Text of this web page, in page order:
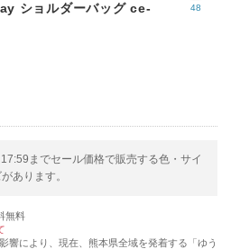
48
ショルダーバッグ ce-
までセール価格で販売する色・サイ
があります。
無料
響により、現在、熊本県全域を発着する「ゆう